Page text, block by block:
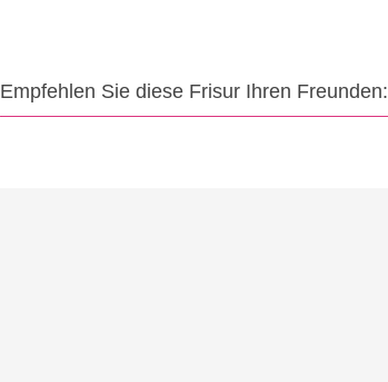
Empfehlen Sie diese Frisur Ihren Freunden: